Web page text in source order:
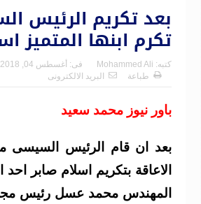
بعد تكريم الرئيس
تكرم ابنها المتميز
كتبه: Mohammed Ali فى: أغسطس 04, 2018
طباعة
البريد الالكترونى
باور نيوز محمد سعيد
بعد ان قام الرئيس السيسى
الاعاقة بتكريم اسلام صابر
المهندس محمد عسل رئيس